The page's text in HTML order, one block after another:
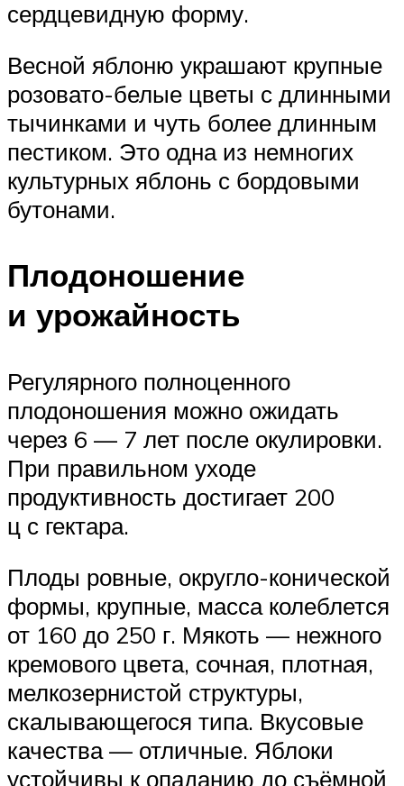
сердцевидную форму.
Весной яблоню украшают крупные
розовато-белые цветы с длинными
тычинками и чуть более длинным
пестиком. Это одна из немногих
культурных яблонь с бордовыми
бутонами.
Плодоношение
и урожайность
Регулярного полноценного
плодоношения можно ожидать
через 6 — 7 лет после окулировки.
При правильном уходе
продуктивность достигает 200
ц с гектара.
Плоды ровные, округло-конической
формы, крупные, масса колеблется
от 160 до 250 г. Мякоть — нежного
кремового цвета, сочная, плотная,
мелкозернистой структуры,
скалывающегося типа. Вкусовые
качества — отличные. Яблоки
устойчивы к опаданию до съёмной